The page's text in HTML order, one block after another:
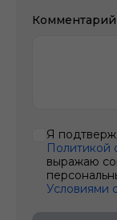
Комментарий
Я
Политикой
выражаю
Условиями